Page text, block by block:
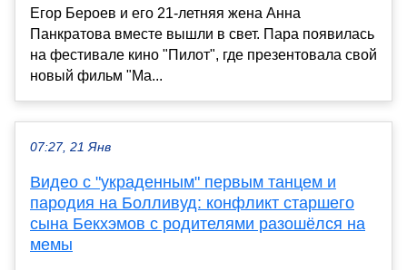
Егор Бероев и его 21-летняя жена Анна
Панкратова вместе вышли в свет. Пара появилась
на фестивале кино "Пилот", где презентовала свой
новый фильм "Ма...
07:27, 21 Янв
Видео с "украденным" первым танцем и
пародия на Болливуд: конфликт старшего
сына Бекхэмов с родителями разошёлся на
мемы